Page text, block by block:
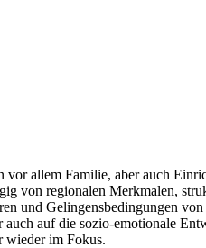
vor allem Familie, aber auch
von regionalen Merkmalen,
und Gelingensbedingungen
auch auf die sozio-emotionale
wieder im Fokus.